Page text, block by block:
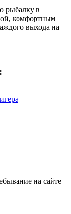
рыбалку в
комфортным
выхода на
на сайте